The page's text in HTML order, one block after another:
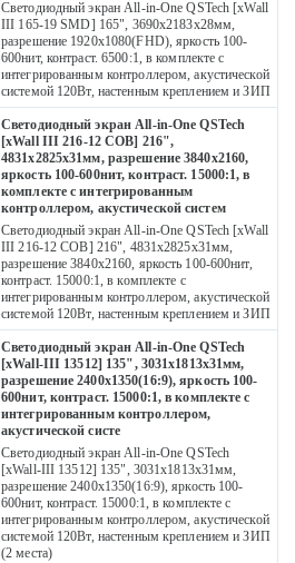
Светодиодный экран All-in-One QSTech [xWall
III 165-19 SMD] 165", 3690х2183х28мм,
разрешение 1920x1080(FHD), яркость 100-
600нит, контраст. 6500:1, в комплекте с
интегрированным контроллером, акустической
системой 120Вт, настенным креплением и ЗИП
Светодиодный экран All-in-One QSTech
[xWall III 216-12 COB] 216",
4831х2825х31мм, разрешение 3840x2160,
яркость 100-600нит, контраст. 15000:1, в
комплекте с интегрированным
контроллером, акустической систем
Светодиодный экран All-in-One QSTech [xWall
III 216-12 COB] 216", 4831х2825х31мм,
разрешение 3840x2160, яркость 100-600нит,
контраст. 15000:1, в комплекте с
интегрированным контроллером, акустической
системой 120Вт, настенным креплением и ЗИП
Светодиодный экран All-in-One QSTech
[xWall-III 13512] 135", 3031х1813х31мм,
разрешение 2400x1350(16:9), яркость 100-
600нит, контраст. 15000:1, в комплекте с
интегрированным контроллером,
акустической систе
Светодиодный экран All-in-One QSTech
[xWall-III 13512] 135", 3031х1813х31мм,
разрешение 2400x1350(16:9), яркость 100-
600нит, контраст. 15000:1, в комплекте с
интегрированным контроллером, акустической
системой 120Вт, настенным креплением и ЗИП
(2 места)